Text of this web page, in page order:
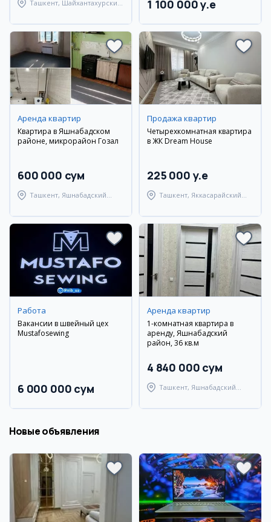
Ташкент, Шайхантахурский
1 100 000 y.e
Аренда квартир
Квартира в Яшнабадском
районе, микрорайон Гозал
600 000 сум
Ташкент, Яшнабадский
Продажа квартир
Четырехкомнатная квартира
в ЖК Dream House
225 000 y.e
Ташкент, Яккасарайский
Работа
Вакансии в швейный цех
Mustafosewing
6 000 000 сум
Аренда квартир
1-комнатная квартира в
аренду, Яшнабадский
район, 36 кв.м
4 840 000 сум
Ташкент, Яшнабадский
Новые объявления